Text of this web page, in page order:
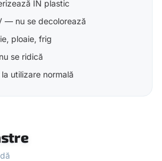
ÎN plastic
— nu se decolorează
ploaie, frig
se ridică
utilizare normală